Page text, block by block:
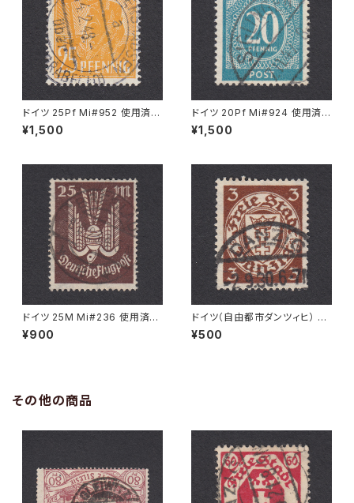
ドイツ 25Pf Mi#952 使用済み
切手｜MERKERSHAUSEN 14.
2.1948
¥1,500
ドイツ 20Pf Mi#924 使用済み
切手｜SIGLINGEN 7.11.1947
¥1,500
ドイツ 25M Mi#236 使用済み
切手｜BRESLAU 8.6.1923
¥900
ドイツ（自由都市ダンツィヒ） 3P
f Mi#216 使用済み切手｜DA
NZIG 2.9.1930
¥500
その他の商品